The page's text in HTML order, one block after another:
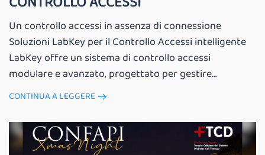
Un controllo accessi in assenza di connessione
Soluzioni LabKey per il Controllo Accessi intelligente
LabKey offre un sistema di controllo accessi
modulare e avanzato, progettato per gestire...
CONTINUA A LEGGERE